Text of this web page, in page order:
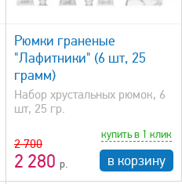
Рюмки граненые
"Лафитники" (6 шт, 25
грамм)
Набор хрустальных рюмок, 6
шт, 25 гр.
2 700
2 280
купить в 1 клик
в корзину